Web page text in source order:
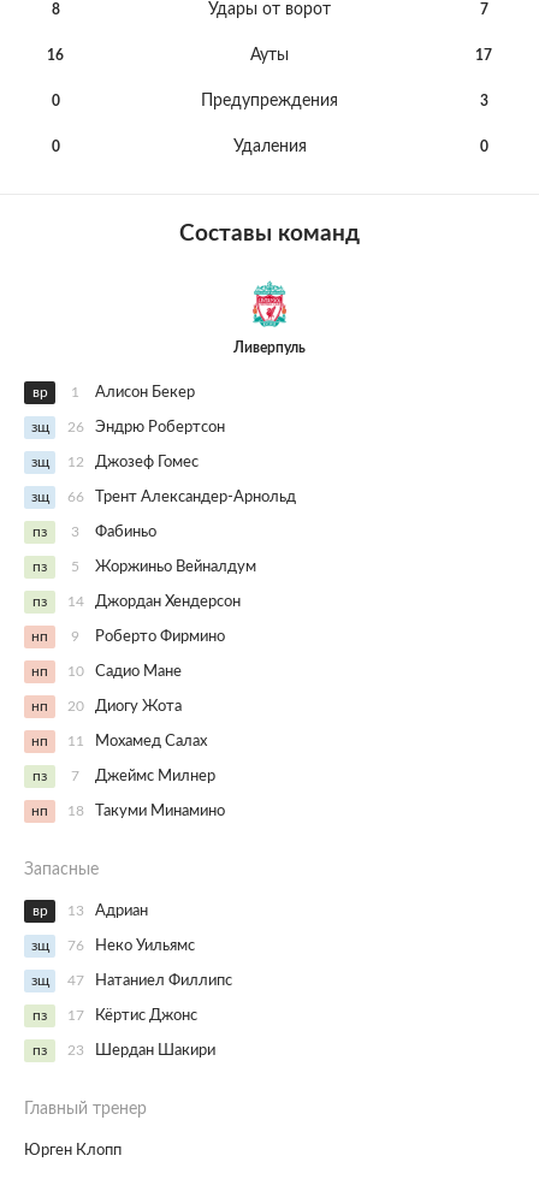
8 Удары от ворот 7
16 Ауты 17
0 Предупреждения 3
0 Удаления 0
Составы команд
Ливерпуль
вр 1 Алисон Бекер
зщ 26 Эндрю Робертсон
зщ 12 Джозеф Гомес
зщ 66 Трент Александер-Арнольд
пз 3 Фабиньо
пз 5 Жоржиньо Вейналдум
пз 14 Джордан Хендерсон
нп 9 Роберто Фирмино
нп 10 Садио Мане
нп 20 Диогу Жота
нп 11 Мохамед Салах
пз 7 Джеймс Милнер
нп 18 Такуми Минамино
Запасные
вр 13 Адриан
зщ 76 Неко Уильямс
зщ 47 Натаниел Филлипс
пз 17 Кёртис Джонс
пз 23 Шердан Шакири
Главный тренер
Юрген Клопп